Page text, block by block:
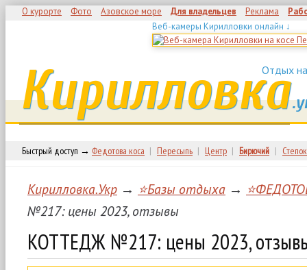
О курорте Фото Азовское море Для владельцев Реклама
Веб-камеры Кирилловки онлайн ↓
Отдых
Кирилловка
Быстрый доступ → Федотова коса | Пересыпь | Центр | Бирючий | Степок
Кирилловка.Укр → ⭐Базы отдыха →
№217: цены 2023, отзывы
КОТТЕДЖ №217: цены 2023,